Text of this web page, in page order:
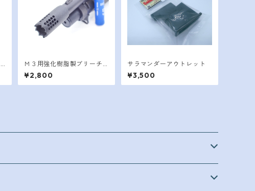
Ｍ３用強化樹脂製ブリーチ
ハイダー
¥2,800
サラマンダーアウトレット
¥3,500